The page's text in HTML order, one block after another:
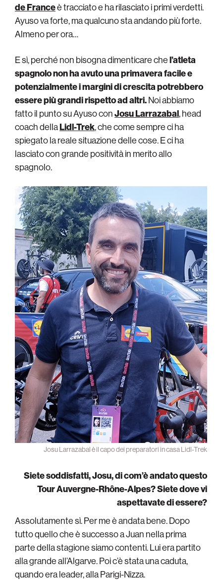
de Franceè tracciato e ha rilasciato i primi verdetti.
Ayuso va forte, ma qualcuno sta andando più forte.
Almeno per ora…
E sì, perché non bisogna dimenticare chel’atleta
spagnolo non ha avuto una primavera facile e
potenzialmente i margini di crescita potrebbero
essere più grandi rispetto ad altri.Noi abbiamo
fatto il punto su Ayuso conJosu Larrazabal, head
coach dellaLidl-Trek, che come sempre ci ha
spiegato la reale situazione delle cose. E ci ha
lasciato con grande positività in merito allo
spagnolo.
Josu Larrazabal è il capo dei preparatori in casa Lidl-Trek
Siete soddisfatti, Josu, di com’è andato questo
Tour Auvergne-Rhône-Alpes? Siete dove vi
aspettavate di essere?
Assolutamente sì. Per me è andata bene. Dopo
tutto quello che è successo a Juan nella prima
parte della stagione siamo contenti. Lui era partito
alla grande all’Algarve. Poi c’è stata una caduta,
quando era leader, alla Parigi-Nizza.